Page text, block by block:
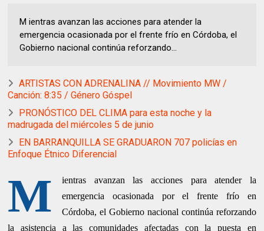
M ientras avanzan las acciones para atender la
emergencia ocasionada por el frente frío en Córdoba, el
Gobierno nacional continúa reforzando...
ARTISTAS CON ADRENALINA // Movimiento MW /
Canción: 8:35 / Género Góspel
PRONÓSTICO DEL CLIMA para esta noche y la
madrugada del miércoles 5 de junio
EN BARRANQUILLA SE GRADUARON 707 policías en
Enfoque Étnico Diferencial
M
ientras avanzan las acciones para atender la
emergencia ocasionada por el frente frío en
Córdoba, el Gobierno nacional continúa reforzando
la asistencia a las comunidades afectadas con la puesta en